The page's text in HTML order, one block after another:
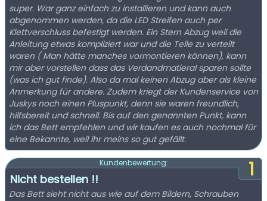
super. War ganz einfach zu installieren und kann auch
abgenommen werden, da die LED Streifen auch per
Klettverschluss befestigt werden. Ein Stern Abzug weil die
Anleitung etwas kompliziert war und die Teile zu verteilt
waren ( Man hätte manches vormontieren können), kann
mir aber vorstellen dass das Verdandmatieral sparen sollte
(was ich gut finde). Also da mal keinen Abzug aber als kleine
Anmerkung für andere. Zudem kriegt der Kundenservice von
Juskys noch einen Pluspunkt, denn sie waren freundlich,
hilfsbereit und schnell. Bis auf den genannten Punkt, kann
ich das Bett empfehlen und wir kaufen es auch nochmal für
eine Bekannte, weil ihr meins so gut gefällt.
1
Kundenbewertung:
Nicht bestellen !!
Das Bett sieht nicht aus wie auf dem Bildern, Schrauben